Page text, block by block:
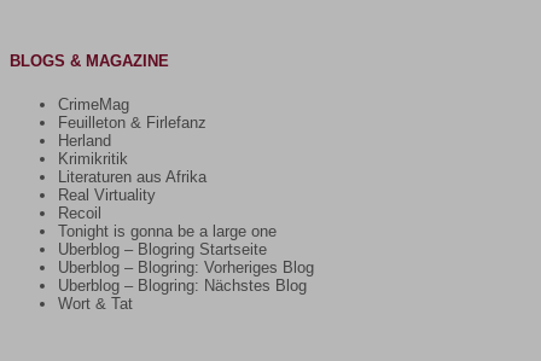
BLOGS & MAGAZINE
CrimeMag
Feuilleton & Firlefanz
Herland
Krimikritik
Literaturen aus Afrika
Real Virtuality
Recoil
Tonight is gonna be a large one
Uberblog – Blogring Startseite
Uberblog – Blogring: Vorheriges Blog
Uberblog – Blogring: Nächstes Blog
Wort & Tat